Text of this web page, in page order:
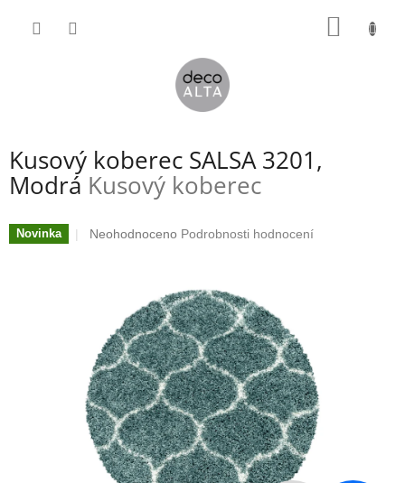
Kusový koberec SALSA 3201,
Modrá Kusový koberec
Novinka
Průměrné
hvězdiček.
Neohodnoceno Podrobnosti hodnocení